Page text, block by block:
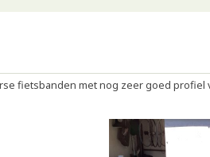
fietsbanden met nog zeer goed profiel